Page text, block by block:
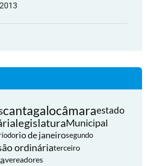
2013
cantagalocâmaraestado
legislaturaMunicipal
rio de janeirosegundo
ordináriaterceiro
vereadores